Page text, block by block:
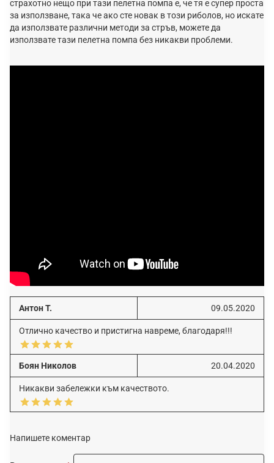
страхотно нещо при тази пелетна помпа е, че тя е супер проста
за използване, така че ако сте новак в този риболов, но искате
да използвате различни методи за стръв, можете да
използвате тази пелетна помпа без никакви проблеми.
Антон Т. 09.05.2020
Отлично качество и пристигна навреме, благодаря!!!
Боян Николов 20.04.2020
Никакви забележки към качеството.
Напишете коментар